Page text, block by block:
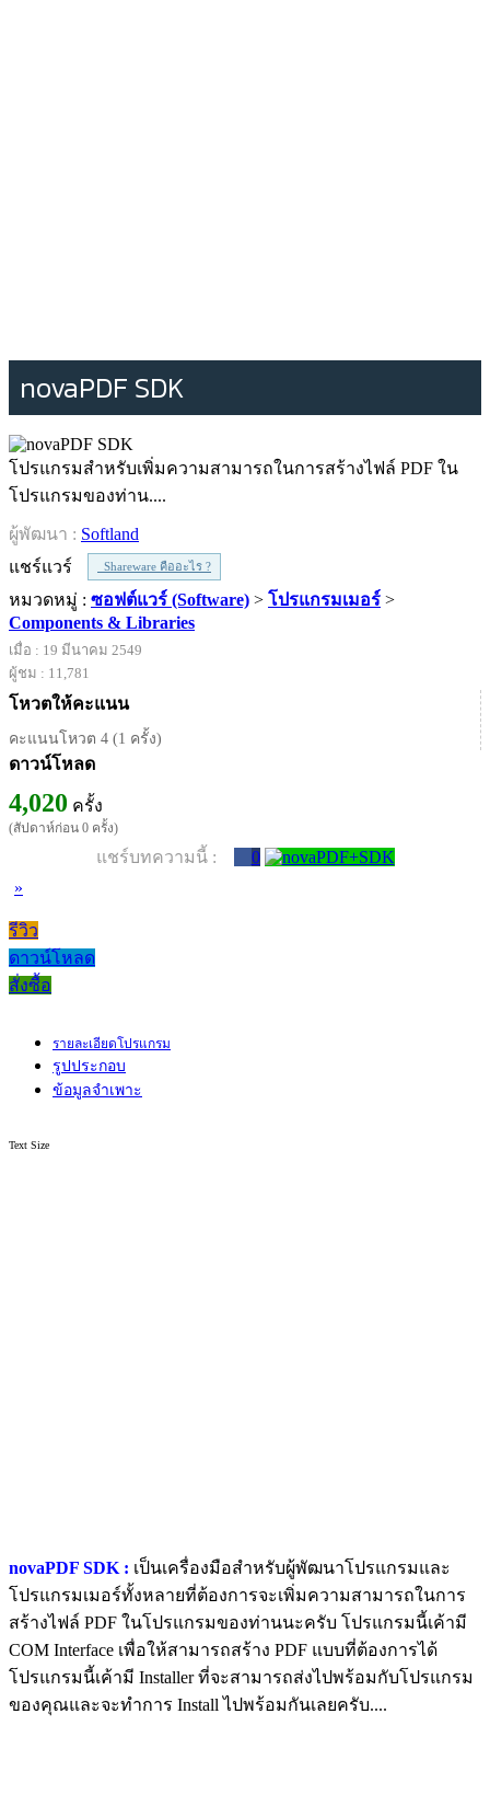
novaPDF SDK
โปรแกรมสำหรับเพิ่มความสามารถในการสร้างไฟล์ PDF ใน
โปรแกรมของท่าน....
ผู้พัฒนา : Softland
แชร์แวร์
Shareware คืออะไร ?
หมวดหมู่ : ซอฟต์แวร์ (Software) > โปรแกรมเมอร์ >
Components & Libraries
เมื่อ : 19 มีนาคม 2549
ผู้ชม : 11,781
โหวตให้คะแนน
คะแนนโหวต 4 (1 ครั้ง)
ดาวน์โหลด
4,020 ครั้ง
(สัปดาห์ก่อน 0 ครั้ง)
แชร์บทความนี้ :
0
»
รีวิว
ดาวน์โหลด
สั่งซื้อ
รายละเอียดโปรแกรม
รูปประกอบ
ข้อมูลจำเพาะ
Text Size
novaPDF SDK : เป็นเครื่องมือสำหรับผู้พัฒนาโปรแกรมและ
โปรแกรมเมอร์ทั้งหลายที่ต้องการจะเพิ่มความสามารถในการ
สร้างไฟล์ PDF ในโปรแกรมของท่านนะครับ โปรแกรมนี้เค้ามี
COM Interface เพื่อให้สามารถสร้าง PDF แบบที่ต้องการได้
โปรแกรมนี้เค้ามี Installer ที่จะสามารถส่งไปพร้อมกับโปรแกรม
ของคุณและจะทำการ Install ไปพร้อมกันเลยครับ....